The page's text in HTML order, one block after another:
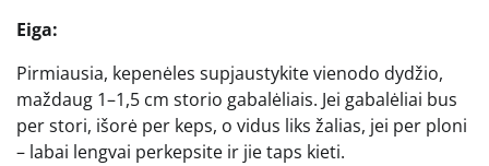
Eiga:
Pirmiausia, kepenėles supjaustykite vienodo dydžio,
maždaug 1–1,5 cm storio gabalėliais. Jei gabalėliai bus
per stori, išorė per keps, o vidus liks žalias, jei per ploni
– labai lengvai perkepsite ir jie taps kieti.